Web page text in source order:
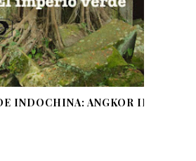
INDOCHINA: ANGKOR II